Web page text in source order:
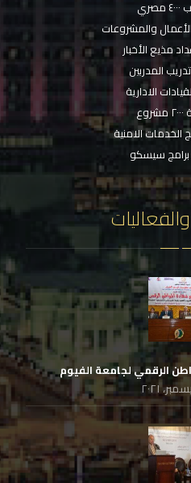
والمشروعات
مذيع الأخبار
المدربين
الادارية
الخدمات الامنية
سيسكو
الرقمي لجامعة الفيوم